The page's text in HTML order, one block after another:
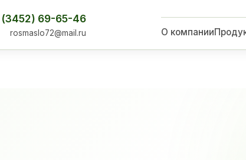
(3452) 69-65-46
rosmaslo72@mail.ru О компании